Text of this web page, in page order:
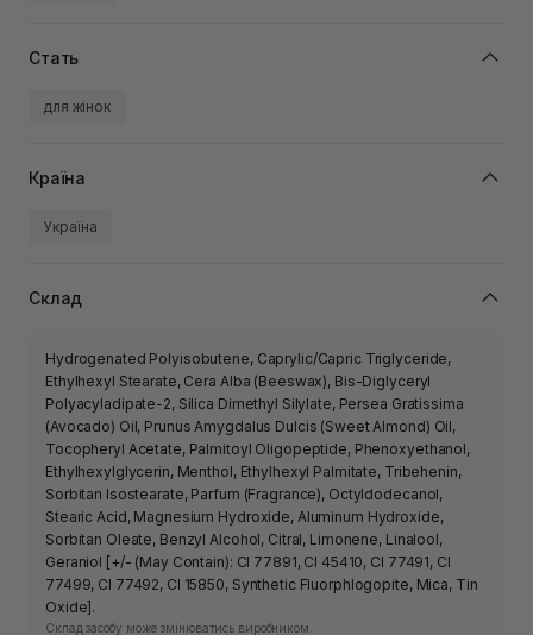
Стать
для жінок
Країна
Україна
Склад
Hydrogenated Polyisobutene, Caprylic/Capric Triglyceride,
Ethylhexyl Stearate, Cera Alba (Beeswax), Bis-Diglyceryl
Polyacyladipate-2, Silica Dimethyl Silylate, Persea Gratissima
(Avocado) Oil, Prunus Amygdalus Dulcis (Sweet Almond) Oil,
Tocopheryl Acetate, Palmitoyl Oligopeptide, Phenoxyethanol,
Ethylhexylglycerin, Menthol, Ethylhexyl Palmitate, Tribehenin,
Sorbitan Isostearate, Parfum (Fragrance), Octyldodecanol,
Stearic Acid, Magnesium Hydroxide, Aluminum Hydroxide,
Sorbitan Oleate, Benzyl Alcohol, Citral, Limonene, Linalool,
Geraniol [+/- (May Contain): CI 77891, CI 45410, CI 77491, CI
77499, CI 77492, CI 15850, Synthetic Fluorphlogopite, Mica, Tin
Oxide].
Склад засобу може змінюватись виробником.